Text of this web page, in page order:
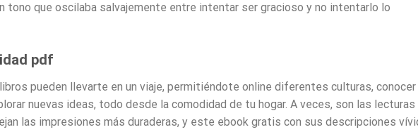
tono que oscilaba salvajemente entre intentar ser gracioso y no intentarlo lo
pdf
pueden llevarte en un viaje, permitiéndote online diferentes culturas, conocer
nuevas ideas, todo desde la comodidad de tu hogar. A veces, son las lecturas
las impresiones más duraderas, y este ebook gratis con sus descripciones